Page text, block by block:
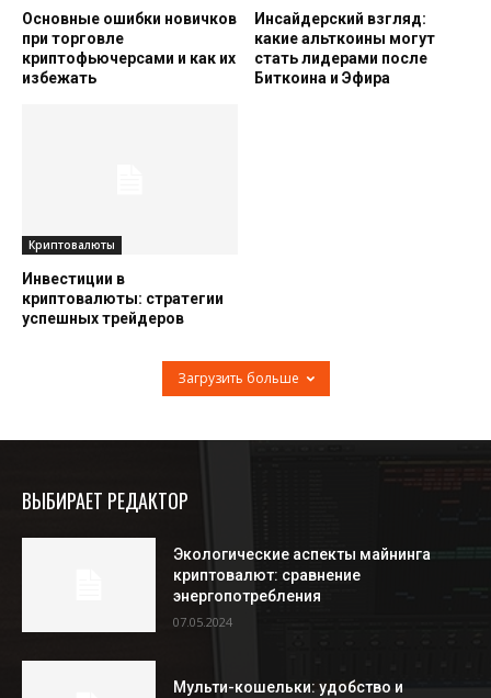
Основные ошибки новичков
при торговле
криптофьючерсами и как их
избежать
Инсайдерский взгляд:
какие альткоины могут
стать лидерами после
Биткоина и Эфира
Криптовалюты
Инвестиции в
криптовалюты: стратегии
успешных трейдеров
Загрузить больше
ВЫБИРАЕТ РЕДАКТОР
Экологические аспекты майнинга
криптовалют: сравнение
энергопотребления
07.05.2024
Мульти-кошельки: удобство и